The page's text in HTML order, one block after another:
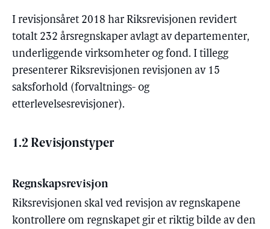
I revisjonsåret 2018 har Riksrevisjonen revidert
totalt 232 årsregnskaper avlagt av departementer,
underliggende virksomheter og fond. I tillegg
presenterer Riksrevisjonen revisjonen av 15
saksforhold (forvaltnings- og
etterlevelsesrevisjoner).
1.2 Revisjonstyper
Regnskapsrevisjon
Riksrevisjonen skal ved revisjon av regnskapene
kontrollere om regnskapet gir et riktig bilde av den